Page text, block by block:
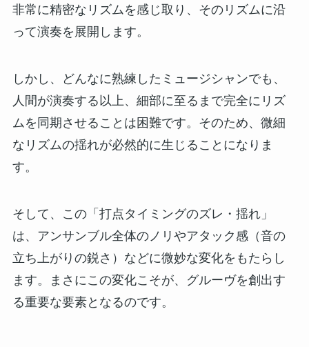
非常に精密なリズムを感じ取り、そのリズムに沿
って演奏を展開します。
しかし、どんなに熟練したミュージシャンでも、
人間が演奏する以上、細部に至るまで完全にリズ
ムを同期させることは困難です。そのため、微細
なリズムの揺れが必然的に生じることになりま
す。
そして、この「打点タイミングのズレ・揺れ」
は、アンサンブル全体のノリやアタック感（音の
立ち上がりの鋭さ）などに微妙な変化をもたらし
ます。まさにこの変化こそが、グルーヴを創出す
る重要な要素となるのです。